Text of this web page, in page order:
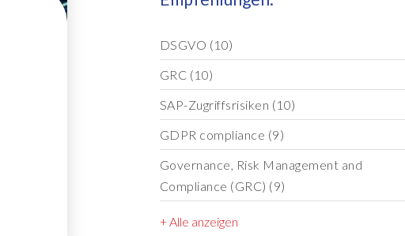
DSGVO (10)
GRC (10)
SAP-Zugriffsrisiken (10)
GDPR compliance (9)
Governance, Risk Management and
Compliance (GRC) (9)
+ Alle anzeigen